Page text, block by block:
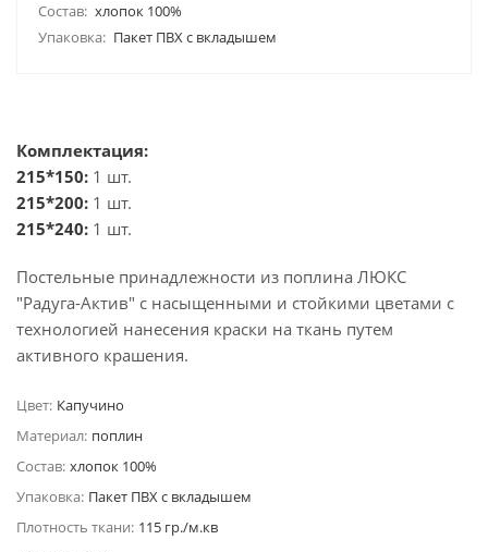
Состав: хлопок 100%
Упаковка: Пакет ПВХ с вкладышем
Комплектация:
215*150: 1 шт.
215*200: 1 шт.
215*240: 1 шт.
Постельные принадлежности из поплина ЛЮКС
"Радуга-Актив" с насыщенными и стойкими цветами с
технологией нанесения краски на ткань путем
активного крашения.
Цвет: Капучино
Материал: поплин
Состав: хлопок 100%
Упаковка: Пакет ПВХ с вкладышем
Плотность ткани: 115 гр./м.кв